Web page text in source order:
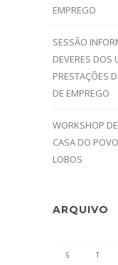
EMPREGO
SESSÃO
DEVERES DOS
PRESTAÇÕES
DE EMPREGO
WORKSHOP
CASA DO
LOBOS
ARQUIVO
S T